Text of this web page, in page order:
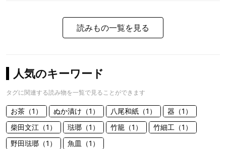
読みもの一覧を見る
人気のキーワード
タグに関連する読み物を一覧で見ることができます
お茶（1） ぬか漬け（1） 八尾和紙（1）
器（1）
柴田文江（1）
琺瑯（1） 竹籠（1）
竹細工（1）
野田琺瑯（1）
魚皿（1）